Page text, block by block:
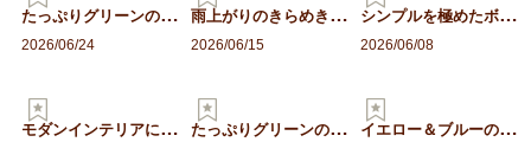
た
っぷりグリーンのエアリー…
2026/06/24
雨
上がりのきらめき。紫陽花…
2026/06/15
シ
ンプルを極めたボタニカル…
2026/06/08
モ
ダンインテリアに映える。… た
っぷりグリーンのエアリー… イ
エロー＆ブルーの爽やかア…